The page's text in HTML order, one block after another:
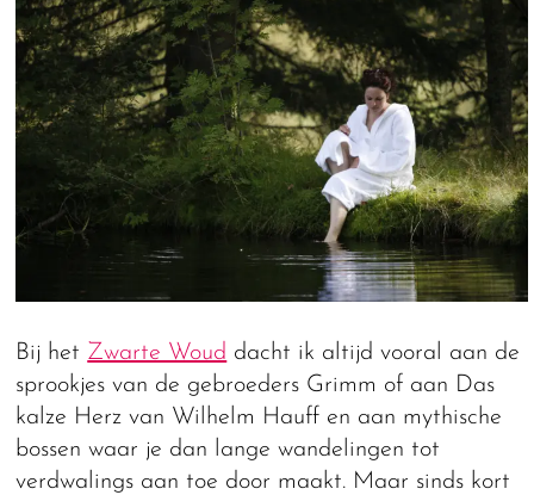
Bij het Zwarte Woud dacht ik altijd vooral aan de
sprookjes van de gebroeders Grimm of aan Das
kalze Herz van Wilhelm Hauff en aan mythische
bossen waar je dan lange wandelingen tot
verdwalings aan toe door maakt. Maar sinds kort